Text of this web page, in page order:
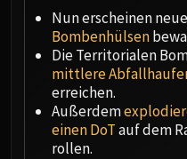
The
Nun erscheinen
Bombenhülsen
Die Territorialen
mittlere
erreichen.
Außerdem
einen DoTauf dem
rollen.